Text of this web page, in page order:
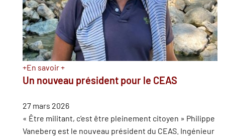
+En savoir +
Un nouveau président pour le CEAS
27 mars 2026
« Être militant, c’est être pleinement citoyen » Philippe
Vaneberg est le nouveau président du CEAS. Ingénieur